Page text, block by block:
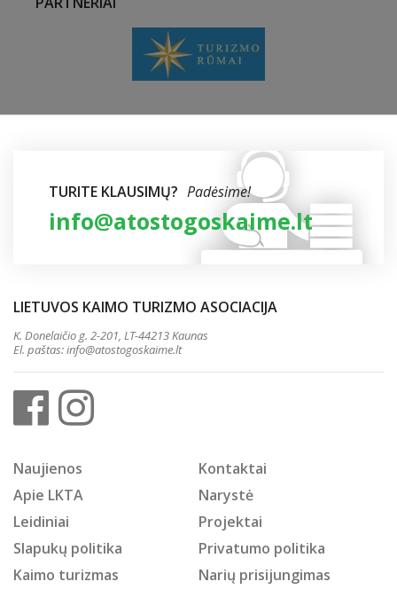
TURITE KLAUSIMŲ? Padėsime!
info@atostogoskaime.lt
LIETUVOS KAIMO TURIZMO ASOCIACIJA
K. Donelaičio g. 2-201, LT-44213 Kaunas
El. paštas:info@atostogoskaime.lt
Naujienos
Kontaktai
Apie LKTA
Narystė
Leidiniai
Projektai
Slapukų politika
Privatumo politika
Kaimo turizmas
Narių prisijungimas